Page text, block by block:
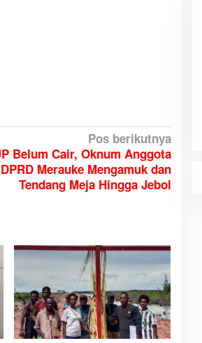
Pos berikutnya
Belum Cair, Oknum Anggota
DPRD Merauke Mengamuk dan
Tendang Meja Hingga Jebol